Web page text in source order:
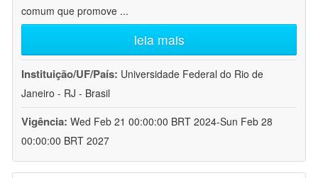
comum que promove ...
leia mais
Instituição/UF/País: Universidade Federal do Rio de
Janeiro - RJ - Brasil
Vigência: Wed Feb 21 00:00:00 BRT 2024-Sun Feb 28
00:00:00 BRT 2027